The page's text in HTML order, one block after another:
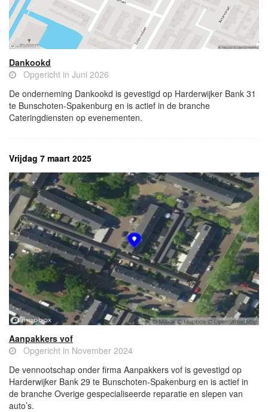
Dankookd
Opgericht in Juni 2026
De onderneming Dankookd is gevestigd op Harderwijker Bank 31
te Bunschoten-Spakenburg en is actief in de branche
Cateringdiensten op evenementen.
Vrijdag 7 maart 2025
Aanpakkers vof
Opgericht in November 2024
De vennootschap onder firma Aanpakkers vof is gevestigd op
Harderwijker Bank 29 te Bunschoten-Spakenburg en is actief in
de branche Overige gespecialiseerde reparatie en slepen van
auto’s.